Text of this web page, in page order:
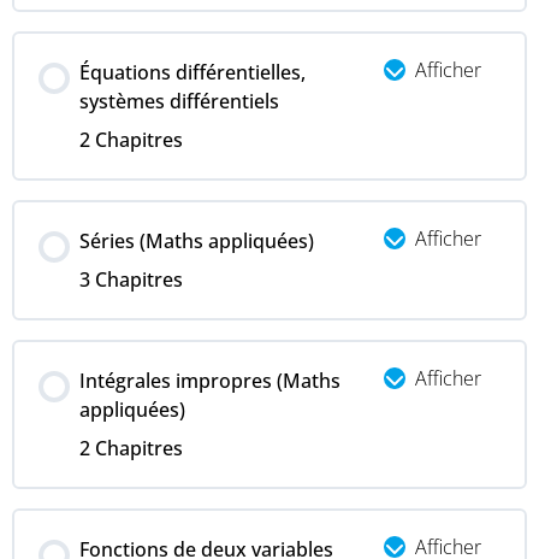
Équations différentielles,
systèmes différentiels
2 Chapitres
Afficher
Séries (Maths appliquées)
3 Chapitres
Afficher
Intégrales impropres (Maths
appliquées)
2 Chapitres
Afficher
Fonctions de deux variables
Afficher